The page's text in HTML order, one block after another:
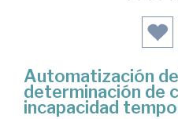
Automatización
determinación de
incapacidad